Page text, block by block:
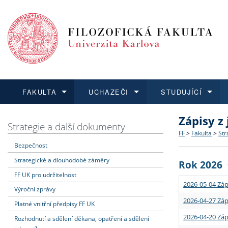
FAKULTA
Dozvědět se více
Struktura
Strategie
Podpora
UCHAZEČI
Podat přihlášku
Co
Učitelské
STUDUJÍCÍ
Dozvědět se více
Rigorózní
Dozvědět se více
O vědě a
Granty a
Dozvědět se více
Aktuální
Strategie a další dokumenty
Bezpečnost
Strategické a dlouhodobé záměry
FF UK pro udržitelnost
Výroční zprávy
Platné vnitřní předpisy FF UK
Rozhodnutí a sdělení děkana, opatření a sdělení
Zápisy
FF > Fakulta >
Rok 2026
2026-05-04
2026-04-27
2026-04-20